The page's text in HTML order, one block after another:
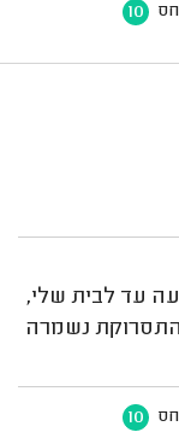
10
עד לבית שלי,
נשמרה
10